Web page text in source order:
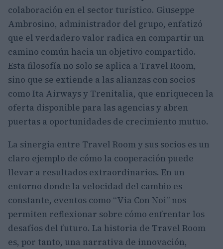
colaboración en el sector turístico. Giuseppe
Ambrosino, administrador del grupo, enfatizó
que el verdadero valor radica en compartir un
camino común hacia un objetivo compartido.
Esta filosofía no solo se aplica a Travel Room,
sino que se extiende a las alianzas con socios
como Ita Airways y Trenitalia, que enriquecen la
oferta disponible para las agencias y abren
puertas a oportunidades de crecimiento mutuo.
La sinergia entre Travel Room y sus socios es un
claro ejemplo de cómo la cooperación puede
llevar a resultados extraordinarios. En un
entorno donde la velocidad del cambio es
constante, eventos como “Via Con Noi” nos
permiten reflexionar sobre cómo enfrentar los
desafíos del futuro. La historia de Travel Room
es, por tanto, una narrativa de innovación,